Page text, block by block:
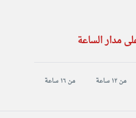
مدار الساعة
من ١٢ ساعة من ١٦ ساعة